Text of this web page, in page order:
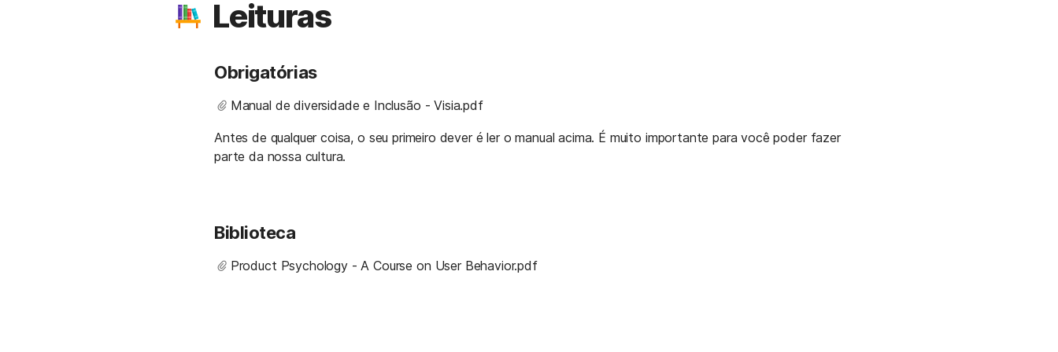
Leituras
Obrigatórias
Manual de diversidade e Inclusão - Visia.pdf
Antes de qualquer coisa, o seu primeiro dever é ler o manual acima. É muito importante para você poder fazer
parte da nossa cultura.
Biblioteca
Product Psychology - A Course on User Behavior.pdf